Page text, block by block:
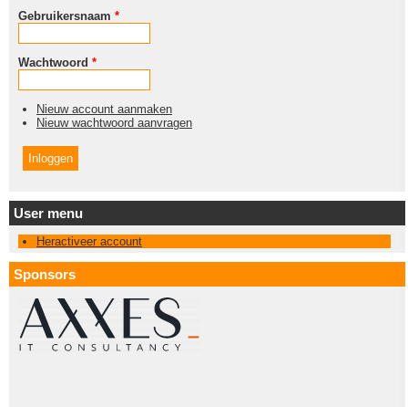
Gebruikersnaam *
Wachtwoord *
Nieuw account aanmaken
Nieuw wachtwoord aanvragen
User menu
Heractiveer account
Sponsors